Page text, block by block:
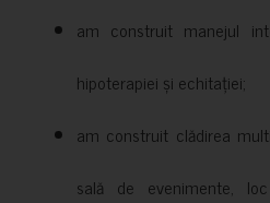
am construit manejul
hipoterapiei și echitației;
am construit clădirea
sală de evenimente,